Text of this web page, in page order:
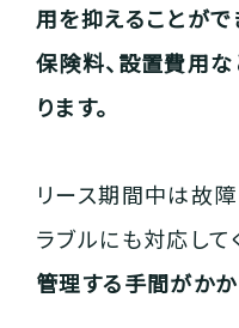
用を抑えることがで
保険料、設置費用
ります。
リース期間中は故
ラブルにも対応して
管理する手間がかか